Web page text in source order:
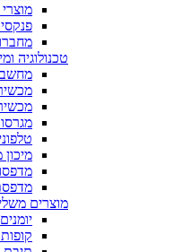
מוצרי
טכנולוגיה
מוצרים